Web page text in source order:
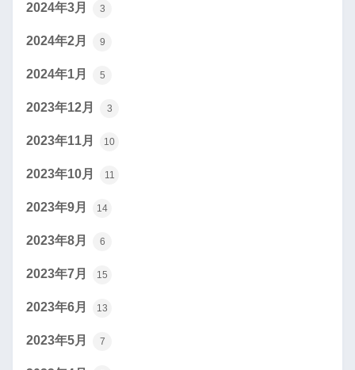
2024年3月 3
2024年2月 9
2024年1月 5
2023年12月 3
2023年11月 10
2023年10月 11
2023年9月 14
2023年8月 6
2023年7月 15
2023年6月 13
2023年5月 7